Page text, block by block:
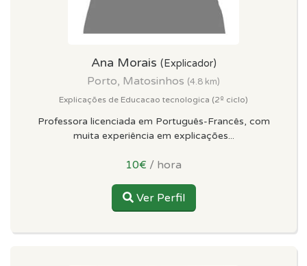
Ana Morais (Explicador)
Porto, Matosinhos (4.8 km)
Explicações de Educacao tecnologica (2º ciclo)
Professora licenciada em Português-Francês, com
muita experiência em explicações...
10€ / hora
Ver Perfil